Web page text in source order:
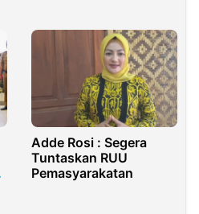
Adde Rosi : Segera
Tuntaskan RUU
Pemasyarakatan